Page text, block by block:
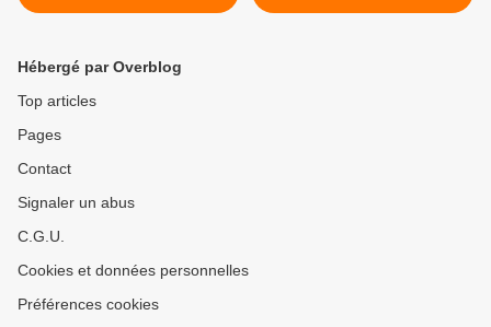
extension d’une décharge
Hébergé par Overblog
Top articles
Pages
Contact
Signaler un abus
C.G.U.
Cookies et données personnelles
Préférences cookies